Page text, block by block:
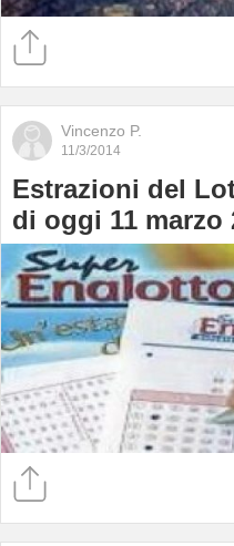
Vincenzo P.
11/3/2014
Estrazioni del
di oggi 11 marzo